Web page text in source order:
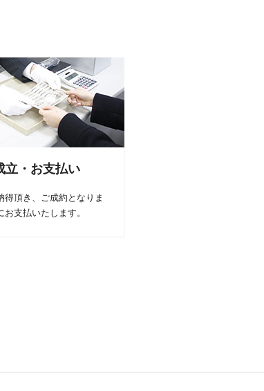
立・お支払い
得頂き、ご成約となりま
お支払いたします。